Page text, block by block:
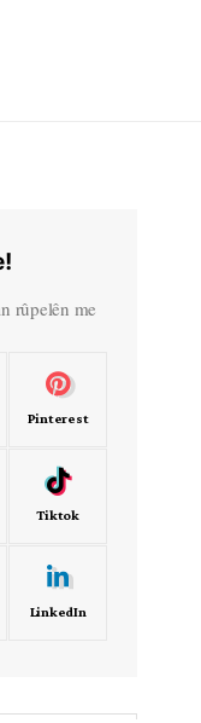
rûpelên me
Pinterest
Tiktok
LinkedIn